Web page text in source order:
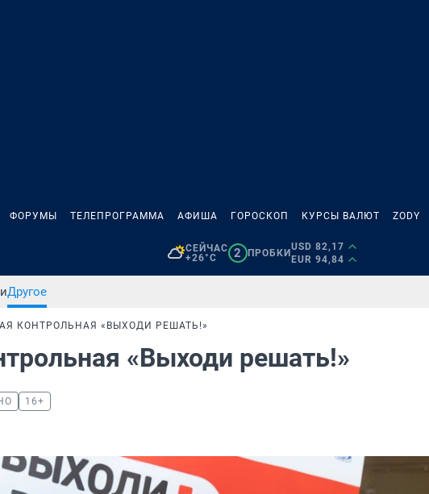
ФОРУМЫ ТЕЛЕПРОГРАММА АФИША ГОРОСКОП КУРСЫ ВАЛЮТ ZODY
СЕЙЧАС
+26°C
2 ПРОБКИ
USD 82,17
EUR 94,84
Другое
КОНТРОЛЬНАЯ «ВЫХОДИ РЕШАТЬ!»
«Выходи решать!»
16+